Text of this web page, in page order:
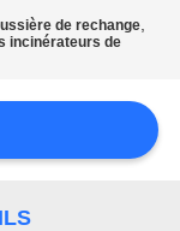
de rechange,
incinérateurs de